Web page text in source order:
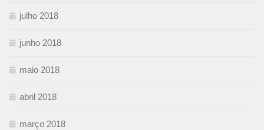
julho 2018
junho 2018
maio 2018
abril 2018
março 2018